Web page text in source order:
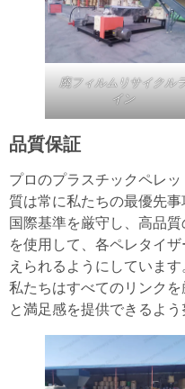
廃フィルムリサイクル
イン
品質保証
プロのプラスチックペレ
質は常に私たちの最優先
国際基準を厳守し、高品
を使用して、各ペレタイ
えられるようにしていま
私たちはすべてのリンク
と満足感を提供できるよう